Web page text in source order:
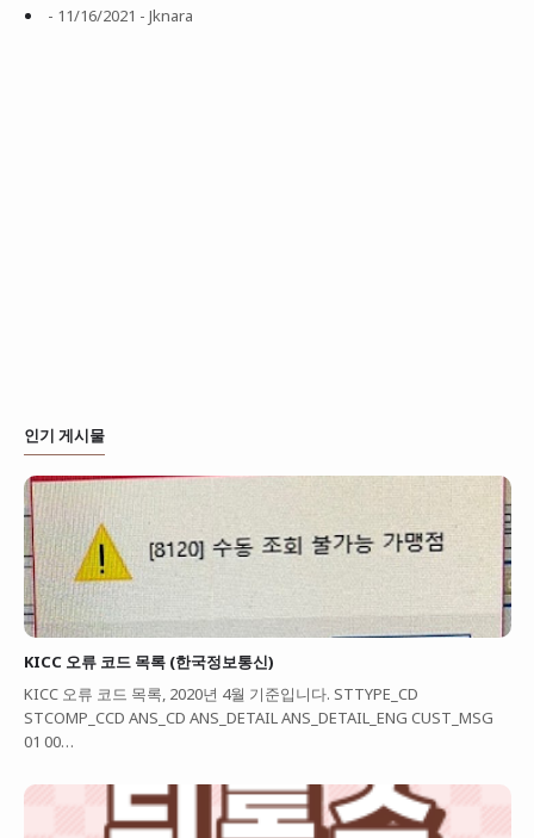
- 11/16/2021 - Jknara
인기 게시물
KICC 오류 코드 목록 (한국정보통신)
KICC 오류 코드 목록, 2020년 4월 기준입니다. STTYPE_CD
STCOMP_CCD ANS_CD ANS_DETAIL ANS_DETAIL_ENG CUST_MSG
01 00…